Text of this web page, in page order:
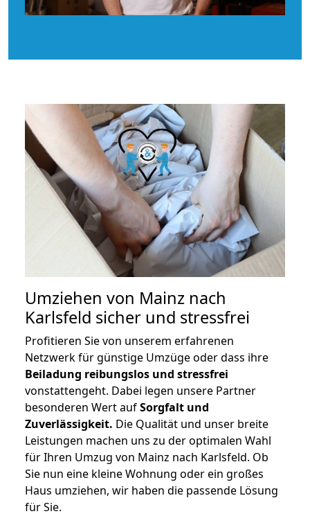
Umziehen von Mainz nach
Karlsfeld sicher und stressfrei
Profitieren Sie von unserem erfahrenen
Netzwerk für günstige Umzüge oder dass ihre
Beiladung reibungslos und stressfrei
vonstattengeht. Dabei legen unsere Partner
besonderen Wert aufSorgfalt und
Zuverlässigkeit. Die Qualität und unser breite
Leistungen machen uns zu der optimalen Wahl
für Ihren Umzug von Mainz nach Karlsfeld. Ob
Sie nun eine kleine Wohnung oder ein großes
Haus umziehen, wir haben die passende Lösung
für Sie.